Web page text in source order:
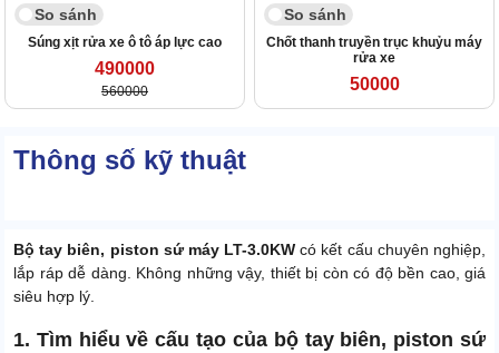
So sánh
Súng xịt rửa xe ô tô áp lực cao
490000
560000
So sánh
Chốt thanh truyền trục khuỷu máy
rửa xe
50000
Thông số kỹ thuật
Bộ tay biên, piston sứ máy LT-3.0KWcó kết cấu chuyên nghiệp,
lắp ráp dễ dàng. Không những vậy, thiết bị còn có độ bền cao, giá
siêu hợp lý.
1. Tìm hiểu về cấu tạo của bộ tay biên, piston sứ